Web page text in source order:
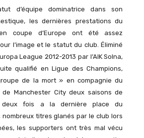
d’équipe dominatrice dans son
les dernières prestations du
coupe d’Europe ont été assez
l’image et le statut du club. Éliminé
League 2012-2013 par l’AIK Solna,
qualifié en Ligue des Champions,
de la mort » en compagnie du
de Manchester City deux saisons de
fois a la dernière place du
nombreux titres glanés par le club lors
les supporters ont très mal vécu